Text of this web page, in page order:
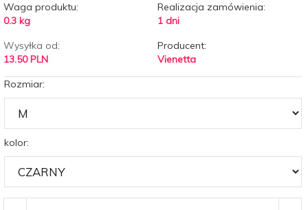
Waga produktu:
0.3 kg
Realizacja zamówienia:
1 dni
Wysyłka od:
13.50 PLN
Producent:
Vienetta
Rozmiar:
kolor: